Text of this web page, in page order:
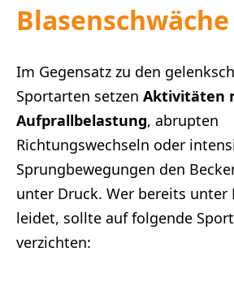
Im Gegensatz zu den
Sportarten setzen Aktivitäten
Aufprallbelastung, abrupten
Richtungswechseln oder
Sprungbewegungen den
unter Druck. Wer bereits
leidet, sollte auf folgende
verzichten: